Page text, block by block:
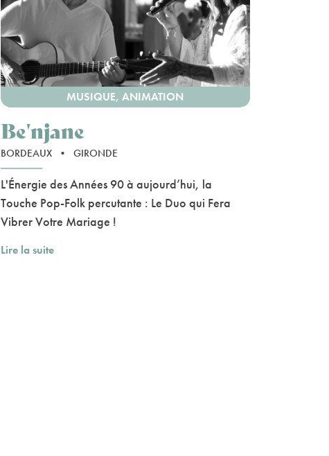
MUSIQUE, ANIMATION
Be'njane
BORDEAUX • GIRONDE
L'Énergie des Années 90 à aujourd’hui, la
Touche Pop-Folk percutante : Le Duo qui Fera
Vibrer Votre Mariage !
Lire la suite